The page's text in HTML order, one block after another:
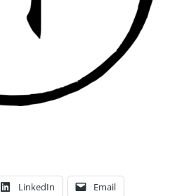
LinkedIn Email